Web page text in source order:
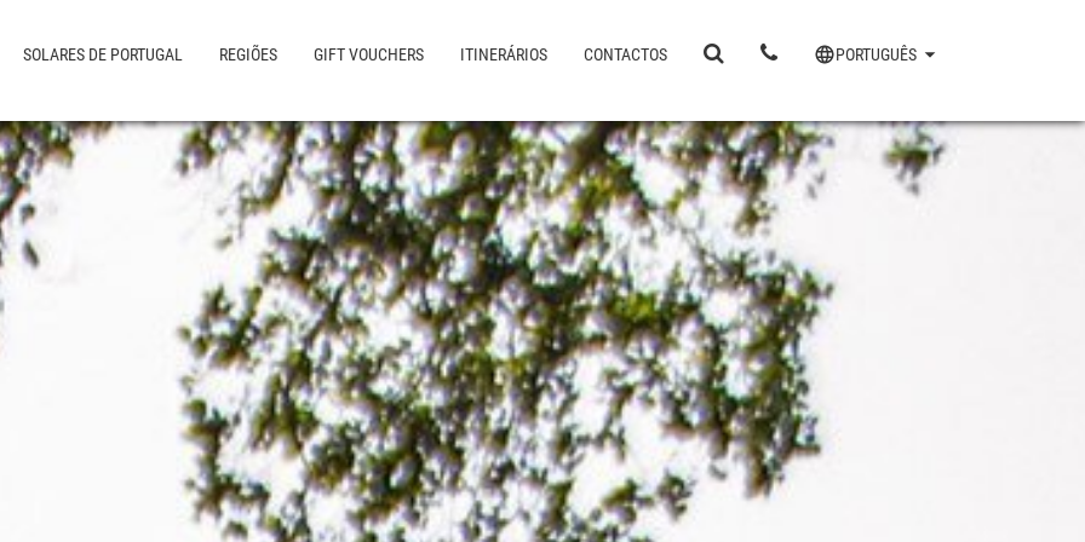
SOLARES DE PORTUGAL REGIÕES GIFT VOUCHERS ITINERÁRIOS CONTACTOS PORTUGUÊS